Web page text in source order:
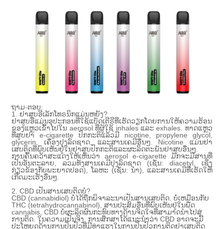
ຖາມ-ຕອບ:
1. ຢາສູບອີເລັກໂທຣນິກແມ່ນຫຍັງ?
ຢາສູບອີແມ່ນອຸປະກອນທີ່ໃຊ້ແບັດເຕີຣີທີ່ເຮັດວຽກໂດຍການໃຫ້ຄວາມຮ້ອນ
ຂອງແຫຼວເຂົ້າໄປໃນ aerosol ທີ່ຜູ້ໃຊ້ inhales ແລະ exhales. ທາດແຫຼວ
ທີ່ສູບຢາ e-cigarette ປົກກະຕິແລ້ວມີ nicotine, propylene glycol,
glycerin, ເຄື່ອງປຸງລົດຊາດ, ແລະສານເຄມີອື່ນໆ. Nicotine ແມ່ນຢາ
ເສບຕິດທີ່ພົບເຫັນຢູ່ໃນຢາສູບປົກກະຕິແລະຜະລິດຕະພັນຢາສູບອື່ນໆ.
ການຄົ້ນຄວ້າສະແດງໃຫ້ເຫັນວ່າ aerosol e-cigarette ມັກຈະມີສານທີ່
ເປັນອັນຕະລາຍ, ລວມທັງສານເຄມີປຸງລົດຊາດ (ເຊັ່ນ: diacetyl, ເຊິ່ງ
ກ່ຽວຂ້ອງກັບພະຍາດປອດ), ໂລຫະ (ເຊັ່ນ: ນໍາ), ແລະສານເຄມີທີ່ເຮັດໃຫ້
ເກີດມະເຮັງອື່ນໆ.
2. CBD ເປັນສານເສບຕິດບໍ?
CBD (cannabidiol) ບໍ່ໄດ້ຖືກພິຈາລະນາເປັນສານເສບຕິດ. ບໍ່ເຫມືອນກັບ
THC (tetrahydrocannabinol), ສານປະສົມອື່ນທີ່ພົບເຫັນຢູ່ໃນພືດ
cannabis, CBD ບໍ່ຜະລິດຜົນກະທົບທາງດ້ານຈິດໃຈທີ່ສາມາດນໍາໄປສູ່
ການຕິດ. ໃນຄວາມເປັນຈິງ, ການສຶກສາໄດ້ແນະນໍາວ່າ CBD ອາດຈະມີ
ປະໂຫຍດດ້ານການປິ່ນປົວທີ່ມີທ່າແຮງໃນການປິ່ນປົວການຕິດຢາເສບຕິດ